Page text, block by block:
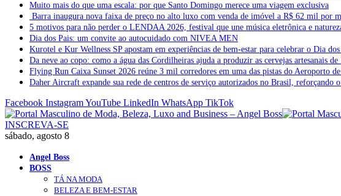
Muito mais do que uma escala: por que Santo Domingo merece uma viagem exclusiva
Barra inaugura nova faixa de preço no alto luxo com venda de imóvel a R$ 62 mil por
5 motivos para não perder o LENDAA 2026, festival que une música eletrônica e
Dia dos Pais: um convite ao autocuidado com NIVEA MEN
Kurotel e Kur Wellness SP apostam em experiências de bem-estar para celebrar o Dia dos
Da neve ao copo: como a água das Cordilheiras ajuda a produzir as cervejas artesanais
Flying Run Caixa Sunset 2026 reúne 3 mil corredores em uma das pistas do Aeroporto
Daher Aircraft expande sua rede de centros de serviço autorizados no Brasil, reforçando
Facebook InstagramYouTube LinkedIn WhatsApp TikTok
INSCREVA-SE
sábado, agosto 8
Angel Boss
BOSS
TÁ NA MODA
BELEZA E BEM-ESTAR